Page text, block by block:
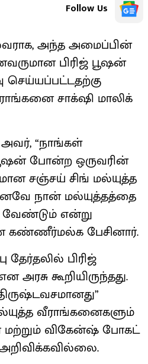
Follow Us
அந்த அமைப்பின்
பிரிஜ் பூஷன்
செய்யப்பட்டதற்கு
சாக்‌ஷி மாலிக்
“நாங்கள்
போன்ற ஒருவரின்
சஞ்சய் சிங் மல்யுத்த
நான் மல்யுத்தத்தை
வேண்டும் என்று
கண்ணீர்மல்க பேசினார்.
தேர்தலில் பிரிஜ்
கூறியிருந்தது.
வீராங்கனைகளும்
மற்றும் விகேன்ஷ் போகட்
அறிவிக்கவில்லை.